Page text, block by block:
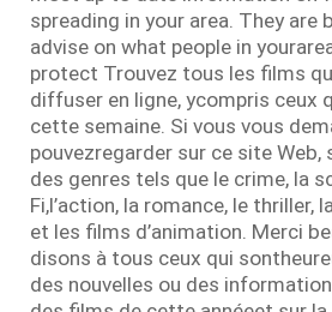
spreading in your area. They are
advise on what people in
protect Trouvez tous les films
diffuser en ligne, ycompris ceux
cette semaine. Si vous vous
pouvezregarder sur ce site Web,
des genres tels que le crime, la
Fi,l’action, la romance, le thriller,
et les films d’animation. Merci
disons à tous ceux qui
des nouvelles ou des